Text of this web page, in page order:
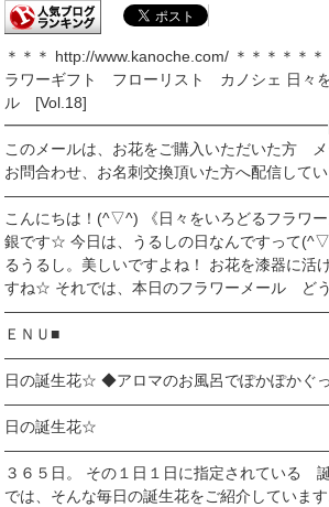
＊＊＊ http://www.kanoche.com/ ＊＊＊＊＊
ラワーギフト フローリスト カノシェ 日々
ル [Vol.18]
このメールは、お花をご購入いただいた方
お問合わせ、お名刺交換頂いた方へ配信してい
こんにちは！(^▽^) 《日々をいろどるフラワ
銀です☆ 今日は、うるしの日なんですって
るうるし。美しいですよね！ お花を漆器に活
すね☆ それでは、本日のフラワーメール ど
ＥＮＵ■
日の誕生花☆ ◆アロマのお風呂でぽかぽかぐ
日の誕生花☆
３６５日。 その１日１日に指定されている
では、そんな毎日の誕生花をご紹介していま